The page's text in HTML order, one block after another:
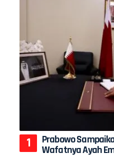
Prabowo
Wafatnya Ayah